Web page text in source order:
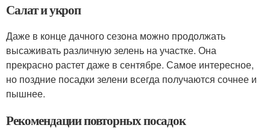
Салат и укроп
Даже в конце дачного сезона можно продолжать
высаживать различную зелень на участке. Она
прекрасно растет даже в сентябре. Самое интересное,
но поздние посадки зелени всегда получаются сочнее и
пышнее.
Рекомендации повторных посадок